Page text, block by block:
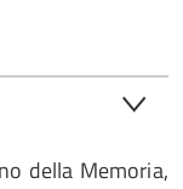
della Memoria,